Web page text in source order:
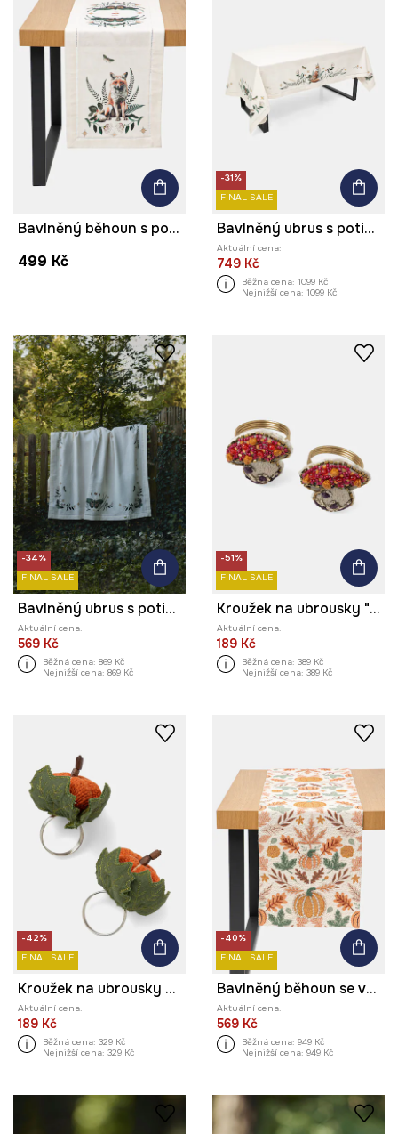
Bavlněný běhoun s potiskem 40 x 180 cm
499 Kč
-31%
FINAL SALE
Bavlněný ubrus s potiskem 150 x 250 cm
Aktuální cena:
749 Kč
Běžná cena: 1099 Kč
Nejnižší cena: 1099 Kč
-34%
FINAL SALE
Bavlněný ubrus s potiskem 120 x 180 cm
Aktuální cena:
569 Kč
Běžná cena: 869 Kč
Nejnižší cena: 869 Kč
-51%
FINAL SALE
Kroužek na ubrousky "- houba" (2-pack)
Aktuální cena:
189 Kč
Běžná cena: 389 Kč
Nejnižší cena: 389 Kč
-42%
FINAL SALE
Kroužek na ubrousky dýně (2-pack)
Aktuální cena:
189 Kč
Běžná cena: 329 Kč
Nejnižší cena: 329 Kč
-40%
FINAL SALE
Bavlněný běhoun se vzorem, 40 x 160 cm
Aktuální cena:
569 Kč
Běžná cena: 949 Kč
Nejnižší cena: 949 Kč